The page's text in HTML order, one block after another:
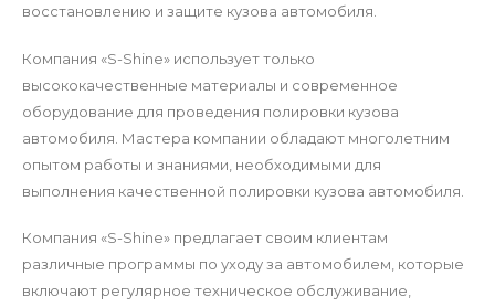
восстановлению и защите кузова автомобиля.
Компания «S-Shine» использует только
высококачественные материалы и современное
оборудование для проведения полировки кузова
автомобиля. Мастера компании обладают многолетним
опытом работы и знаниями, необходимыми для
выполнения качественной полировки кузова автомобиля.
Компания «S-Shine» предлагает своим клиентам
различные программы по уходу за автомобилем, которые
включают регулярное техническое обслуживание,